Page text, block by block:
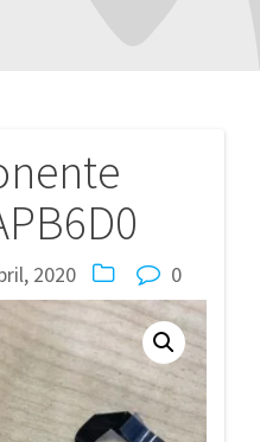
2020 0